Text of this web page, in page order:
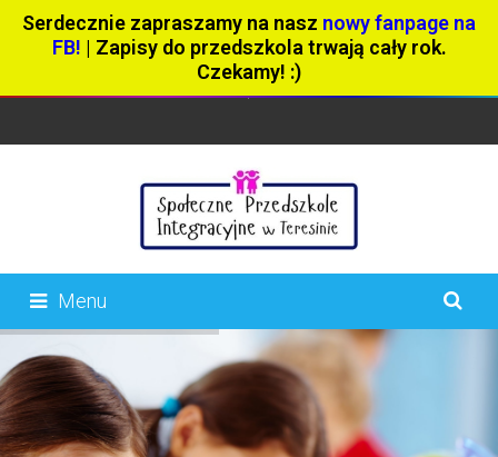
Serdecznie zapraszamy na nasz nowy fanpage na
FB! | Zapisy do przedszkola trwają cały rok.
Czekamy! :)
Menu